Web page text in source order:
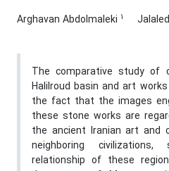
Arghavan Abdolmaleki 1
The comparative study of
Halilroud basin and art
the fact that the images
these stone works are
the ancient Iranian art and
neighboring
relationship of these